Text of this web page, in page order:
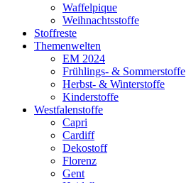
Waffelpique
Weihnachtsstoffe
Stoffreste
Themenwelten
EM 2024
Frühlings- & Sommerstoffe
Herbst- & Winterstoffe
Kinderstoffe
Westfalenstoffe
Capri
Cardiff
Dekostoff
Florenz
Gent